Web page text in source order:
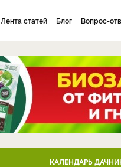
Лента статей Блог Вопрос-
КАЛЕНДАРЬ